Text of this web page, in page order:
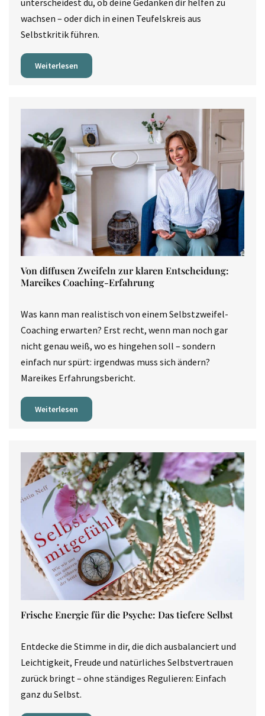
wachsen – oder dich in einen Teufelskreis aus
Selbstkritik führen.
Weiterlesen
Von diffusen Zweifeln zur klaren Entscheidung:
Mareikes Coaching-Erfahrung
Was kann man realistisch von einem Selbstzweifel-
Coaching erwarten? Erst recht, wenn man noch gar
nicht genau weiß, wo es hingehen soll – sondern
einfach nur spürt: irgendwas muss sich ändern?
Mareikes Erfahrungsbericht.
Weiterlesen
Frische Energie für die Psyche: Das tiefere Selbst
Entdecke die Stimme in dir, die dich ausbalanciert und
Leichtigkeit, Freude und natürliches Selbstvertrauen
zurück bringt – ohne ständiges Regulieren: Einfach
ganz du Selbst.